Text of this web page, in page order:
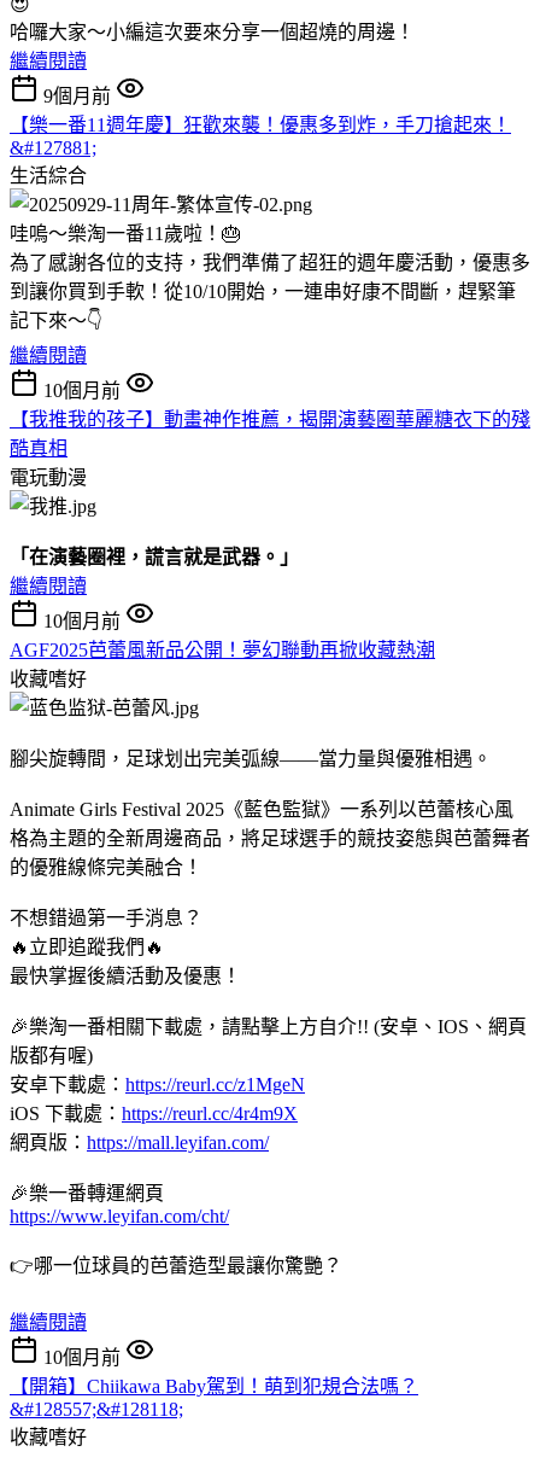
哈囉大家～小編這次要來分享一個超燒的周邊！
繼續閱讀
9個月前
【樂一番11週年慶】狂歡來襲！優惠多到炸，手刀搶起來！
&#127881;
生活綜合
哇嗚～樂淘一番11歲啦！🎂
為了感謝各位的支持，我們準備了超狂的週年慶活動，優惠多
到讓你買到手軟！從10/10開始，一連串好康不間斷，趕緊筆
記下來～👇
繼續閱讀
10個月前
【我推我的孩子】動畫神作推薦，揭開演藝圈華麗糖衣下的殘
酷真相
電玩動漫
「在演藝圈裡，謊言就是武器。」
繼續閱讀
10個月前
AGF2025芭蕾風新品公開！夢幻聯動再掀收藏熱潮
收藏嗜好
腳尖旋轉間，足球划出完美弧線——當力量與優雅相遇。
Animate Girls Festival 2025《藍色監獄》一系列以芭蕾核心風
格為主題的全新周邊商品，將足球選手的競技姿態與芭蕾舞者
的優雅線條完美融合！
不想錯過第一手消息？
🔥立即追蹤我們🔥
最快掌握後續活動及優惠！
🎉樂淘一番相關下載處，請點擊上方自介!! (安卓、IOS、網頁
版都有喔)
安卓下載處： https://reurl.cc/z1MgeN
iOS 下載處： https://reurl.cc/4r4m9X
網頁版： https://mall.leyifan.com/
🎉樂一番轉運網頁
https://www.leyifan.com/cht/
👉哪一位球員的芭蕾造型最讓你驚艷？
繼續閱讀
10個月前
【開箱】Chiikawa Baby駕到！萌到犯規合法嗎？
&#128557;&#128118;
收藏嗜好